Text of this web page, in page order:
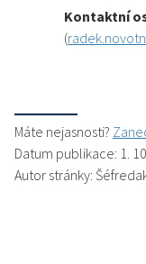
Kontaktní
(
Máte nejasnosti?
Datum publikace: 1.
Autor stránky: